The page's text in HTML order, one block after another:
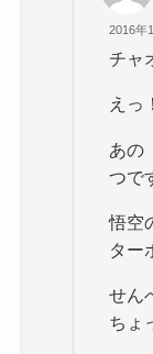
2016年
チャ
えっ
あの
つで
悟空
ター
せん
ちょ